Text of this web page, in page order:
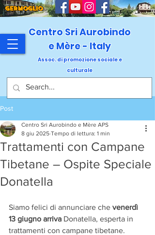
GERMOGLIO
Centro Sri Aurobindo
e Mère - Italy
Assoc. di promozione sociale e
culturale
Post
Trattamenti con Campane
Tibetane – Ospite Speciale
Donatella
Centro Sri Aurobindo e Mère APS
8 giu 2025 Tempo di lettura: 1 min
Siamo felici di annunciare che venerdì
13 giugno arriva Donatella, esperta in
trattamenti con campane tibetane.